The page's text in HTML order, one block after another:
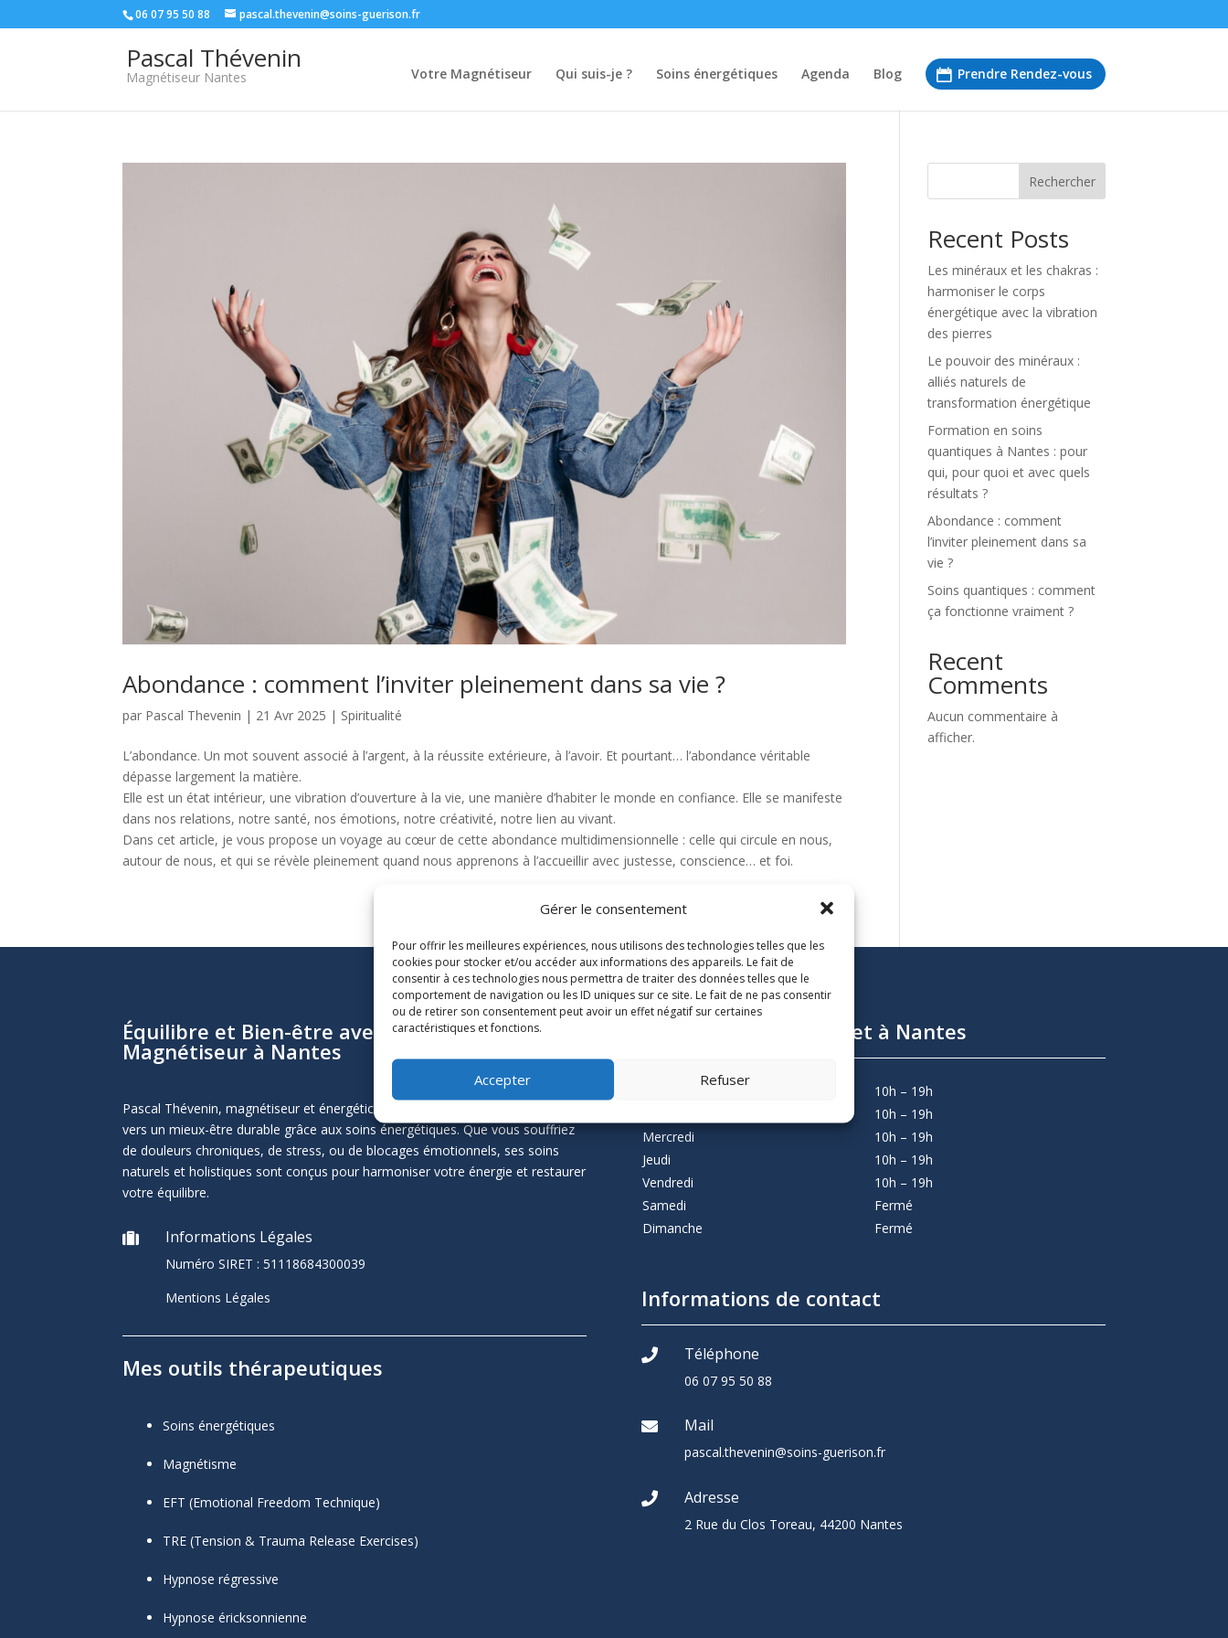
Gérer le consentement
Pour offrir les meilleures expériences, nous utilisons des technologies telles que les
cookies pour stocker et/ou accéder aux informations des appareils. Le fait de
consentir à ces technologies nous permettra de traiter des données telles que le
comportement de navigation ou les ID uniques sur ce site. Le fait de ne pas consentir
ou de retirer son consentement peut avoir un effet négatif sur certaines
caractéristiques et fonctions.
Accepter Refuser
06 07 95 50 88 pascal.thevenin@soins-guerison.fr
Pascal Thévenin
Magnétiseur Nantes Votre Magnétiseur Qui suis-je ? Soins énergétiques Agenda Blog Prendre Rendez-vous
Abondance : comment l’inviter pleinement dans sa vie ?
par Pascal Thevenin | 21 Avr 2025 | Spiritualité
L’abondance. Un mot souvent associé à l’argent, à la réussite extérieure, à l’avoir. Et pourtant… l’abondance véritable
dépasse largement la matière.
Elle est un état intérieur, une vibration d’ouverture à la vie, une manière d’habiter le monde en confiance. Elle se manifeste
dans nos relations, notre santé, nos émotions, notre créativité, notre lien au vivant.
Dans cet article, je vous propose un voyage au cœur de cette abondance multidimensionnelle : celle qui circule en nous,
autour de nous, et qui se révèle pleinement quand nous apprenons à l’accueillir avec justesse, conscience… et foi.
Rechercher
Recent Posts
Les minéraux et les chakras :
harmoniser le corps
énergétique avec la vibration
des pierres
Le pouvoir des minéraux :
alliés naturels de
transformation énergétique
Formation en soins
quantiques à Nantes : pour
qui, pour quoi et avec quels
résultats ?
Abondance : comment
l’inviter pleinement dans sa
vie ?
Soins quantiques : comment
ça fonctionne vraiment ?
Recent
Comments
Aucun commentaire à
afficher.
Équilibre et Bien-être avec Pascal Thévenin,
Magnétiseur à Nantes
Pascal Thévenin, magnétiseur et énergéticien à Nantes, vous accompagne
vers un mieux-être durable grâce aux soins énergétiques. Que vous souffriez
de douleurs chroniques, de stress, ou de blocages émotionnels, ses soins
naturels et holistiques sont conçus pour harmoniser votre énergie et restaurer
votre équilibre.
 Informations Légales
Numéro SIRET :51118684300039
Mentions Légales
Mes outils thérapeutiques
Soins énergétiques
Magnétisme
EFT (Emotional Freedom Technique)
TRE (Tension & Trauma Release Exercises)
Hypnose régressive
Hypnose éricksonnienne
Les horaires du cabinet à Nantes
10h – 19h
10h – 19h
Mercredi
10h – 19h
Jeudi
10h – 19h
Vendredi
10h – 19h
Samedi
Fermé
Dimanche
Fermé
Informations de contact
 Téléphone
06 07 95 50 88
 Mail
pascal.thevenin@soins-guerison.fr
 Adresse
2 Rue du Clos Toreau, 44200 Nantes